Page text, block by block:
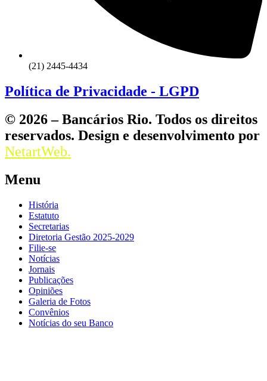
(21) 2445-4434
Política de Privacidade - LGPD
© 2026 – Bancários Rio. Todos os direitos
reservados. Design e desenvolvimento por
NetartWeb.
Menu
História
Estatuto
Secretarias
Diretoria Gestão 2025-2029
Filie-se
Notícias
Jornais
Publicações
Opiniões
Galeria de Fotos
Convênios
Notícias do seu Banco